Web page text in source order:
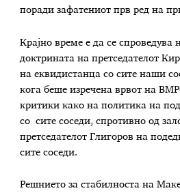
поради зафатениот прв ред на
Крајно време е да се спроведува
доктрината на претседателот
на еквидистанца со сите наши
кога беше изречена врвот на
критики како на политика на
со сите соседи, спротивно од
претседателот Глигоров на
сите соседи.
Решнието за стабилноста на